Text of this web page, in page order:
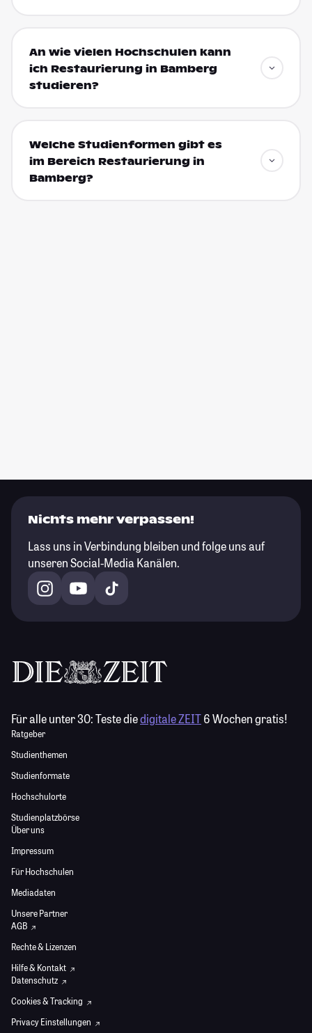
An wie vielen Hochschulen kann
ich Restaurierung in Bamberg
studieren?
Welche Studienformen gibt es
im Bereich Restaurierung in
Bamberg?
Nichts mehr verpassen!
Lass uns in Verbindung bleiben und folge uns auf
unseren Social-Media Kanälen.
Für alle unter 30:Teste diedigitale ZEIT6 Wochen gratis!
Ratgeber
Studienthemen
Studienformate
Hochschulorte
Studienplatzbörse
Über uns
Impressum
Für Hochschulen
Mediadaten
Unsere Partner
AGB
Rechte & Lizenzen
Hilfe & Kontakt
Datenschutz
Cookies & Tracking
Privacy Einstellungen